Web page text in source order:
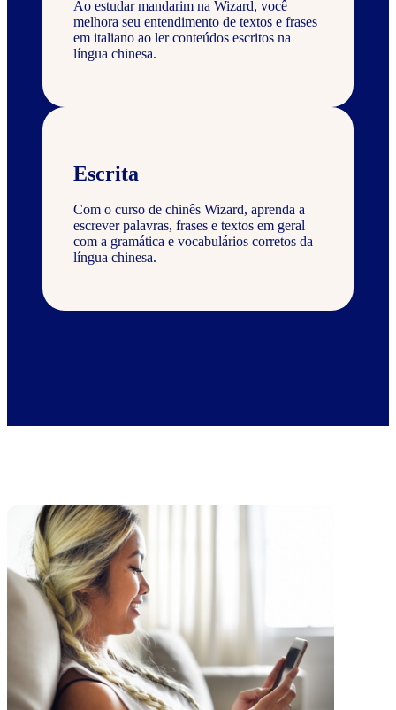
Ao estudar mandarim na Wizard, você
melhora seu entendimento de textos e frases
em italiano ao ler conteúdos escritos na
língua chinesa.
Escrita
Com o curso de chinês Wizard, aprenda a
escrever palavras, frases e textos em geral
com a gramática e vocabulários corretos da
língua chinesa.